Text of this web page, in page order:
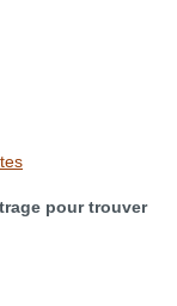
pour trouver